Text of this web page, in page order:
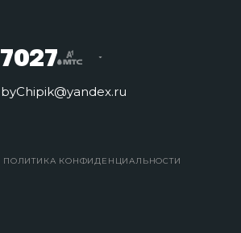
7027
byChipik@yandex.ru
ПОЛИТИКА КОНФИДЕНЦИАЛЬНОСТИ